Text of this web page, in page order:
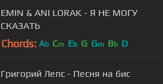
EMIN & ANI LORAK - Я НЕ МОГУ
СКАЗАТЬ
Chords: Ab Cm Eb G Gm Bb D
Григорий Лепс - Песня на бис